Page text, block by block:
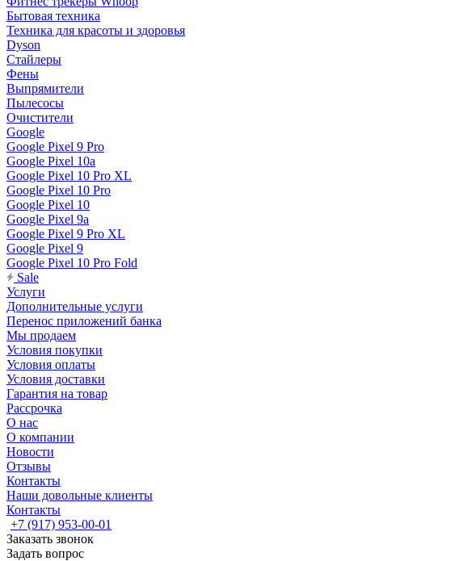
Бытовая техника
Техника для красоты и здоровья
Dyson
Стайлеры
Фены
Выпрямители
Пылесосы
Очистители
Google
Google Pixel 9 Pro
Google Pixel 10a
Google Pixel 10 Pro XL
Google Pixel 10 Pro
Google Pixel 10
Google Pixel 9a
Google Pixel 9 Pro XL
Google Pixel 9
Google Pixel 10 Pro Fold
Sale
Услуги
Дополнительные услуги
Перенос приложений банка
Мы продаем
Условия покупки
Условия оплаты
Условия доставки
Гарантия на товар
Рассрочка
О нас
О компании
Новости
Отзывы
Контакты
Наши довольные клиенты
Контакты
+7 (917) 953-00-01
Заказать звонок
Задать вопрос